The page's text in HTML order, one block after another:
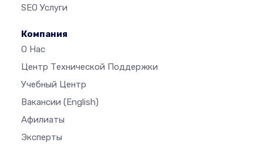
SEO Услуги
Компания
О Нас
Центр Технической Поддержки
Учебный Центр
Вакансии (English)
Афилиаты
Эксперты